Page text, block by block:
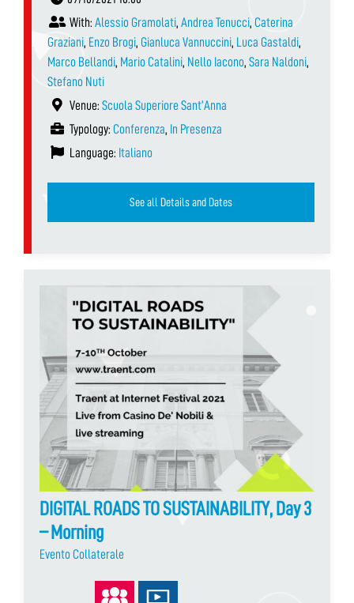
With: Alessio Gramolati, Andrea Tenucci, Caterina
Graziani, Enzo Brogi, Gianluca Vannuccini, Luca Gastaldi,
Marco Bellandi, Mario Catalini, Nello Iacono, Sara Naldoni,
Stefano Nuti
Venue: Scuola Superiore Sant’Anna
Typology: Conferenza, In Presenza
Language: Italiano
See all Details and Dates
DIGITAL ROADS TO SUSTAINABILITY, Day 3
– Morning
Evento Collaterale